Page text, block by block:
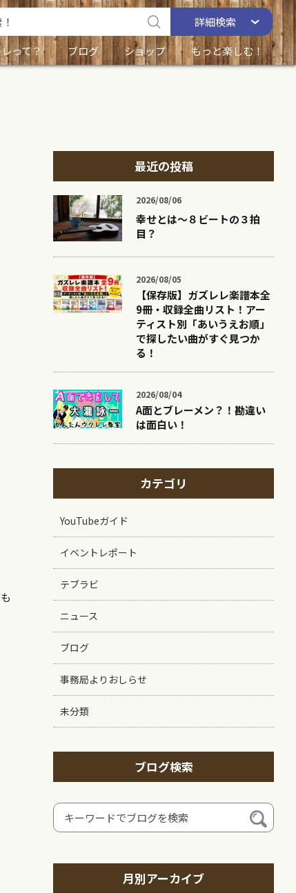
詳細検索
って？ ブログ ショップ もっと楽しむ！
最近の投稿
2026/08/06
幸せとは〜８ビートの３拍
目？
2026/08/05
【保存版】ガズレレ楽譜本全
9冊・収録全曲リスト！アー
ティスト別「あいうえお順」
で探したい曲がすぐ見つか
る！
2026/08/04
A面とブレーメン？！勘違い
は面白い！
カテゴリ
YouTubeガイド
イベントレポート
テブラビ
ニュース
ブログ
事務局よりおしらせ
未分類
ブログ検索
月別アーカイブ